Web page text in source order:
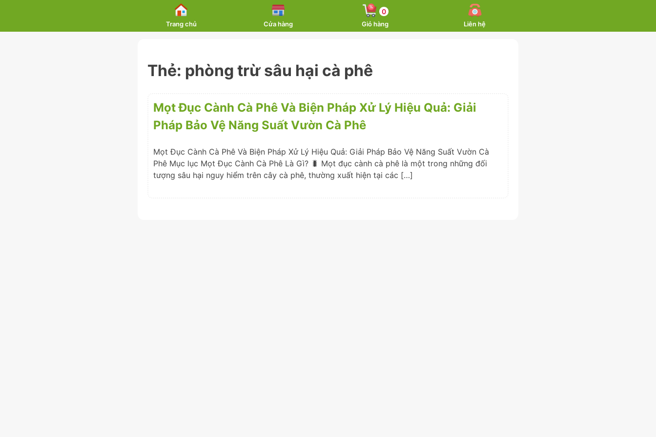
Trang chủ Cửa hàng
0
Giỏ hàng Liên hệ
Thẻ: phòng trừ sâu hại cà phê
Mọt Đục Cành Cà Phê Và Biện Pháp Xử Lý Hiệu Quả: Giải
Pháp Bảo Vệ Năng Suất Vườn Cà Phê
Mọt Đục Cành Cà Phê Và Biện Pháp Xử Lý Hiệu Quả: Giải Pháp Bảo Vệ Năng Suất Vườn Cà
Phê Mục lục Mọt Đục Cành Cà Phê Là Gì? 🐛 Mọt đục cành cà phê là một trong những đối
tượng sâu hại nguy hiểm trên cây cà phê, thường xuất hiện tại các […]